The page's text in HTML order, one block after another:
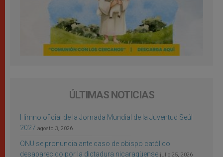
ÚLTIMAS NOTICIAS
Himno oficial de la Jornada Mundial de la Juventud Seúl
2027 agosto 3, 2026
ONU se pronuncia ante caso de obispo católico
desaparecido por la dictadura nicaragüense julio 25, 2026